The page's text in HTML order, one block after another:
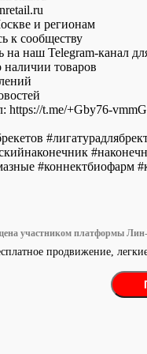
и регионам
к сообществу
на наш Telegram-канал
товаров
https://t.me/+Gby76-
#коннектбиофарм
участником платформы
продвижение,